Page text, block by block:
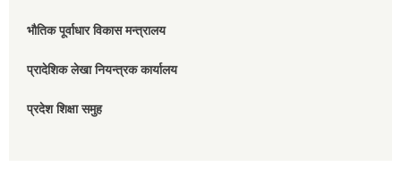
भौतिक पूर्वाधार विकास मन्त्रालय
प्रादेशिक लेखा नियन्त्रक कार्यालय
प्रदेश शिक्षा समुह